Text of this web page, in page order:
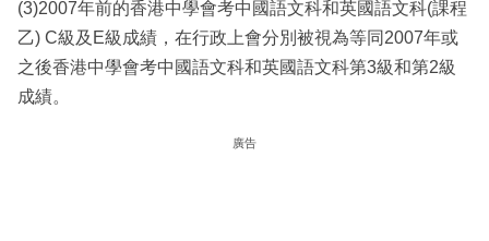
(3)2007年前的香港中學會考中國語文科和英國語文科(課程
乙) C級及E級成績，在行政上會分別被視為等同2007年或
之後香港中學會考中國語文科和英國語文科第3級和第2級
成績。
廣告